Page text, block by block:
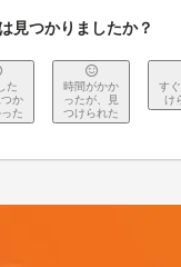
見つかりましたか？
た
か
た
時間がかか
ったが、見
つけられた
す
け